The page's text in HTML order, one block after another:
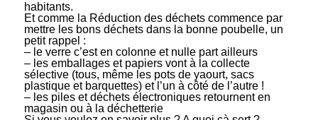
habitants.
Et comme la Réduction des déchets commence par
mettre les bons déchets dans la bonne poubelle, un
petit rappel :
– le verre c’est en colonne et nulle part ailleurs
– les emballages et papiers vont à la collecte
sélective (tous, même les pots de yaourt, sacs
plastique et barquettes) et l’un à côté de l’autre !
– les piles et déchets électroniques retournent en
magasin ou à la déchetterie